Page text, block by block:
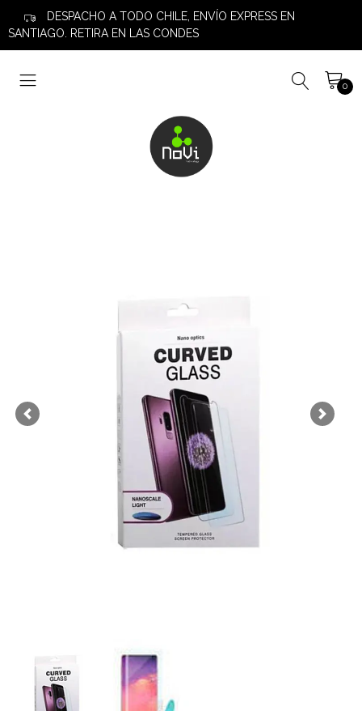
DESPACHO A TODO CHILE, ENVÍO EXPRESS EN
SANTIAGO. RETIRA EN LAS CONDES
0
Previous Next